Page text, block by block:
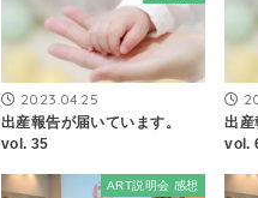
2023.04.25
出産報告が届いています。
vol. 35
出産
vol.
ART説明会 感想